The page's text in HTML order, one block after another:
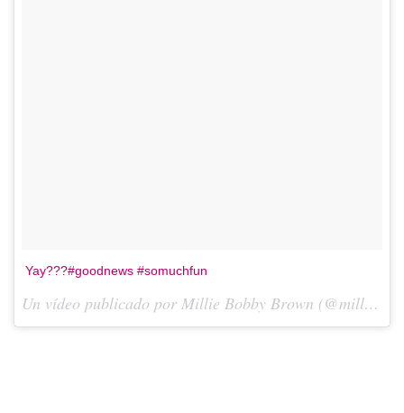
Yay???#goodnews #somuchfun
Un vídeo publicado por Millie Bobby Brown (@milliebobby_brown) el